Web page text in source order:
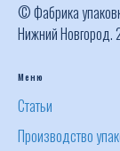
© Фабрика
Нижний Новгород.
Меню
Статьи
Производство